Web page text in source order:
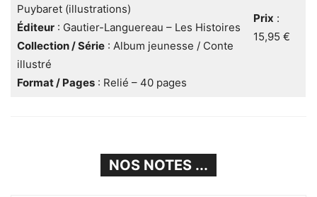
Puybaret (illustrations)
Éditeur: Gautier-Languereau – Les Histoires
Collection / Série: Album jeunesse / Conte
illustré
Format / Pages: Relié – 40 pages
Prix :
15,95 €
NOS NOTES ...